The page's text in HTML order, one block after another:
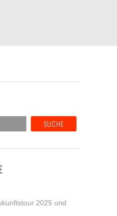
2025 und